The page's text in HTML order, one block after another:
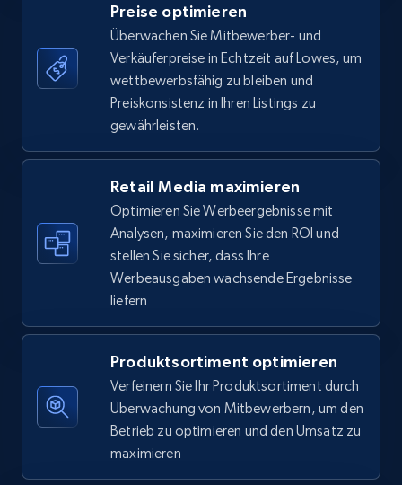
Specifications, Image urls, Top reviews, and
5.6K+ 876+ Jetzt anfangen
using specific category URL
URL, Final price, Sku, Currency, Gtin,
Specifications, Image urls, Top reviews, and
more.
876+
Walmart - products - Collects products by
specific keywords
URL, Final price, Sku, Currency, Gtin,
Preise optimieren
Überwachen Sie Mitbewerber- und
Verkäuferpreise in Echtzeit auf Lowes, um
wettbewerbsfähig zu bleiben und
Preiskonsistenz in Ihren Listings zu
gewährleisten.
Retail Media maximieren
Optimieren Sie Werbeergebnisse mit
Analysen, maximieren Sie den ROI und
stellen Sie sicher, dass Ihre
Werbeausgaben wachsende Ergebnisse
liefern
Produktsortiment optimieren
Verfeinern Sie Ihr Produktsortiment durch
Überwachung von Mitbewerbern, um den
Betrieb zu optimieren und den Umsatz zu
maximieren